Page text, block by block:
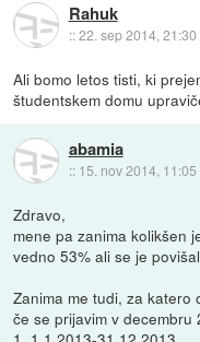
Rahuk
::22. sep 2014, 21:30
Ali bomo letos tisti, ki
študentskem domu
abamia
:: 15. nov 2014, 11:05
Zdravo,
mene pa zanima kolikšen
vedno 53% ali se je
Zanima me tudi, za katero
če se prijavim v